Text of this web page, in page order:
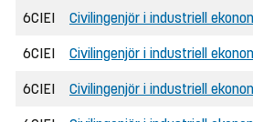
6CIEI Civilingenjör i industriell
6CIEI Civilingenjör i industriell
6CIEI Civilingenjör i industriell